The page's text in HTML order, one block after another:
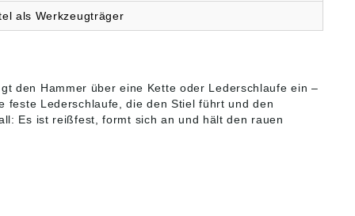
als Werkzeugträger
den Hammer über eine Kette oder Lederschlaufe ein –
feste Lederschlaufe, die den Stiel führt und den
Es ist reißfest, formt sich an und hält den rauen